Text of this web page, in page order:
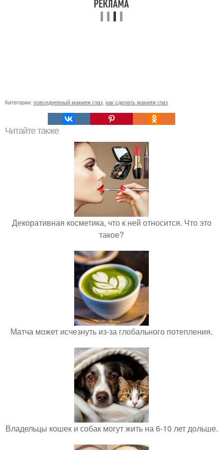
Категории: повседневный макияж глаз как сделать макияж глаз
Читайте также
Декоративная косметика, что к ней относится. Что это
такое?
Матча может исчезнуть из-за глобального потепления.
Владельцы кошек и собак могут жить на 6-10 лет дольше.